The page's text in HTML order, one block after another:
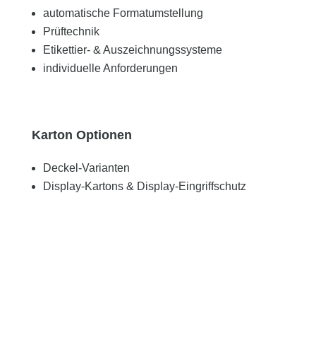
automatische Formatumstellung
Prüftechnik
Etikettier- & Auszeichnungssysteme
individuelle Anforderungen
Karton Optionen
Deckel-Varianten
Display-Kartons & Display-Eingriffschutz